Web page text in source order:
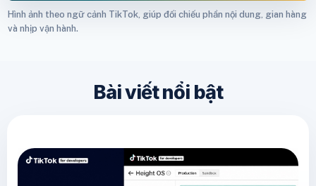
Hình ảnh theo ngữ cảnh TikTok, giúp đối chiếu phần nội dung, gian hàng
và nhịp vận hành.
Bài viết nổi bật